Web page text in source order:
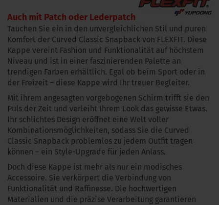
Auch mit Patch oder Lederpatch
Tauchen Sie ein in den unvergleichlichen Stil und puren
Komfort der Curved Classic Snapback von FLEXFIT. Diese
Kappe vereint Fashion und Funktionalität auf höchstem
Niveau und ist in einer faszinierenden Palette an
trendigen Farben erhältlich. Egal ob beim Sport oder in
der Freizeit – diese Kappe wird Ihr treuer Begleiter.
Mit ihrem angesagten vorgebogenen Schirm trifft sie den
Puls der Zeit und verleiht Ihrem Look das gewisse Etwas.
Ihr schlichtes Design eröffnet eine Welt voller
Kombinationsmöglichkeiten, sodass Sie die Curved
Classic Snapback problemlos zu jedem Outfit tragen
können – ein Style-Upgrade für jeden Anlass.
Doch diese Kappe ist mehr als nur ein modisches
Accessoire. Sie verkörpert die Verbindung von
Funktionalität und Raffinesse. Die hochwertigen
Materialien und die präzise Verarbeitung garantieren